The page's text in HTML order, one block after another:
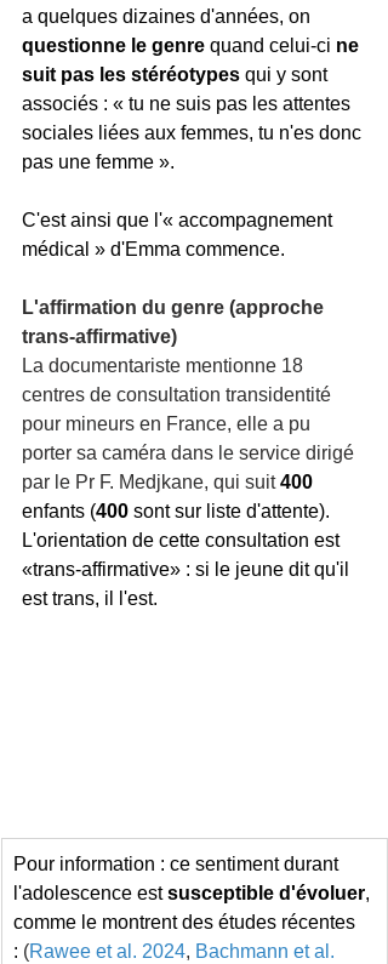
a quelques dizaines d'années, on
questionne le genre quand celui-ci ne
suit pas les stéréotypes qui y sont
associés : « tu ne suis pas les attentes
sociales liées aux femmes, tu n'es donc
pas une femme ».
C'est ainsi que l'« accompagnement
médical » d'Emma commence.
L'affirmation du genre (approche
trans-affirmative)
La documentariste mentionne 18
centres de consultation transidentité
pour mineurs en France, elle a pu
porter sa caméra dans le service dirigé
par le Pr F. Medjkane, qui suit 400
enfants (400 sont sur liste d'attente).
L'orientation de cette consultation est
«trans-affirmative» : si le jeune dit qu'il
est trans, il l'est.
Pour information : ce sentiment durant
l'adolescence est susceptible d'évoluer,
comme le montrent des études récentes
: (Rawee et al. 2024, Bachmann et al.